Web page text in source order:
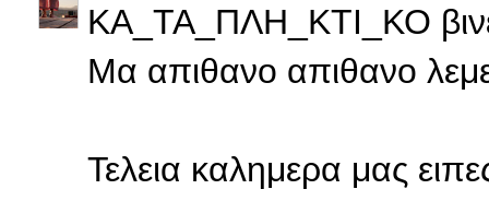
ΚΑ_ΤΑ_ΠΛΗ_ΚΤΙ_ΚΟ
Μα απιθανο απιθανο
Τελεια καλημερα μας